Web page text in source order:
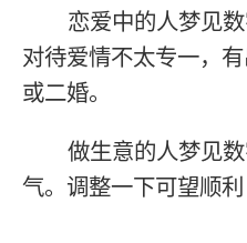
恋爱中的人梦见
对待爱情不太专一，
或二婚。
做生意的人梦见
气。调整一下可望顺利